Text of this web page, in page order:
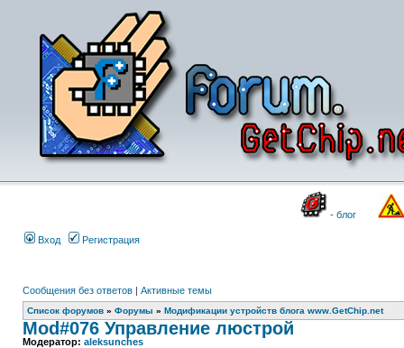
- блог
Вход Регистрация
Сообщения без ответов | Активные темы
Список форумов » Форумы » Модификации устройств блога www.GetChip.net
Mod#076 Управление люстрой
Модератор: aleksunches